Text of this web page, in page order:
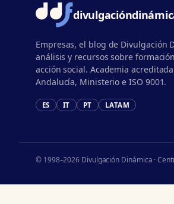
divulgación
Empresas, el blog de Divulgación
análisis y recursos sobre
acción social. Academia
Andalucía, Ministerio e ISO 9001.
ES IT PT LATAM
© 1998–2026 Divulgación Dinámica ·